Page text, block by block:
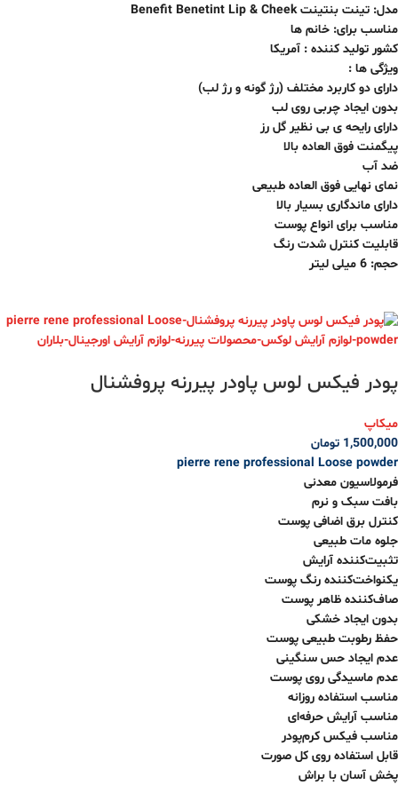
مدل: تینت بنتینت Benefit Benetint Lip & Cheek
مناسب برای: خانم ها
کشور تولید کننده : آمریکا
ویژگی ها :
دارای دو کاربرد مختلف (رژ گونه و رژ لب)
بدون ایجاد چربی روی لب
دارای رایحه ی بی نظیر گل رز
پیگمنت فوق العاده بالا
ضد آب
نمای نهایی فوق العاده طبیعی
دارای ماندگاری بسیار بالا
مناسب برای انواع پوست
قابلیت کنترل شدت رنگ
حجم: 6 میلی لیتر
پودر فیکس لوس پاودر پیررنه پروفشنال
میکاپ
1,500,000 تومان
pierre rene professional Loose powder
فرمولاسیون معدنی
بافت سبک و نرم
کنترل برق اضافی پوست
جلوه مات طبیعی
تثبیت‌کننده آرایش
یکنواخت‌کننده رنگ پوست
صاف‌کننده ظاهر پوست
بدون ایجاد خشکی
حفظ رطوبت طبیعی پوست
عدم ایجاد حس سنگینی
عدم ماسیدگی روی پوست
مناسب استفاده روزانه
مناسب آرایش حرفه‌ای
مناسب فیکس کرم‌پودر
قابل استفاده روی کل صورت
پخش آسان با براش